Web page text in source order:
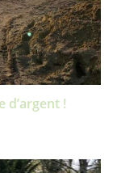
d’argent !